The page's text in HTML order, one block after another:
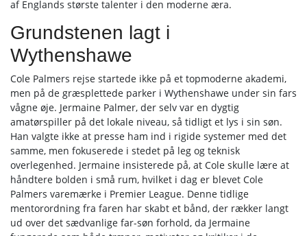
af Englands største talenter i den moderne æra.
Grundstenen lagt i
Wythenshawe
Cole Palmers rejse startede ikke på et topmoderne akademi,
men på de græsplettede parker i Wythenshawe under sin fars
vågne øje. Jermaine Palmer, der selv var en dygtig
amatørspiller på det lokale niveau, så tidligt et lys i sin søn.
Han valgte ikke at presse ham ind i rigide systemer med det
samme, men fokuserede i stedet på leg og teknisk
overlegenhed. Jermaine insisterede på, at Cole skulle lære at
håndtere bolden i små rum, hvilket i dag er blevet Cole
Palmers varemærke i Premier League. Denne tidlige
mentorordning fra faren har skabt et bånd, der rækker langt
ud over det sædvanlige far-søn forhold, da Jermaine